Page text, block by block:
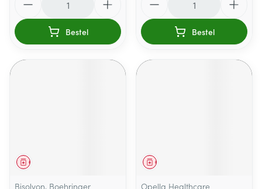
Bestel Bestel
Geneesmiddel
Bisolvon, Boehringer
Geneesmiddel
Opella Healthcare